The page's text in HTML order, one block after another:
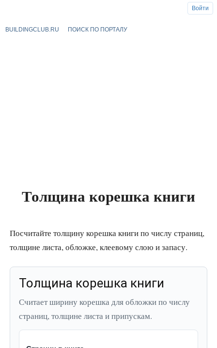
BUILDINGCLUB.RU ПОИСК ПО ПОРТАЛУ
Толщина корешка книги
Посчитайте толщину корешка книги по числу страниц,
толщине листа, обложке, клеевому слою и запасу.
Толщина корешка книги
Считает ширину корешка для обложки по числу
страниц, толщине листа и припускам.
Войти